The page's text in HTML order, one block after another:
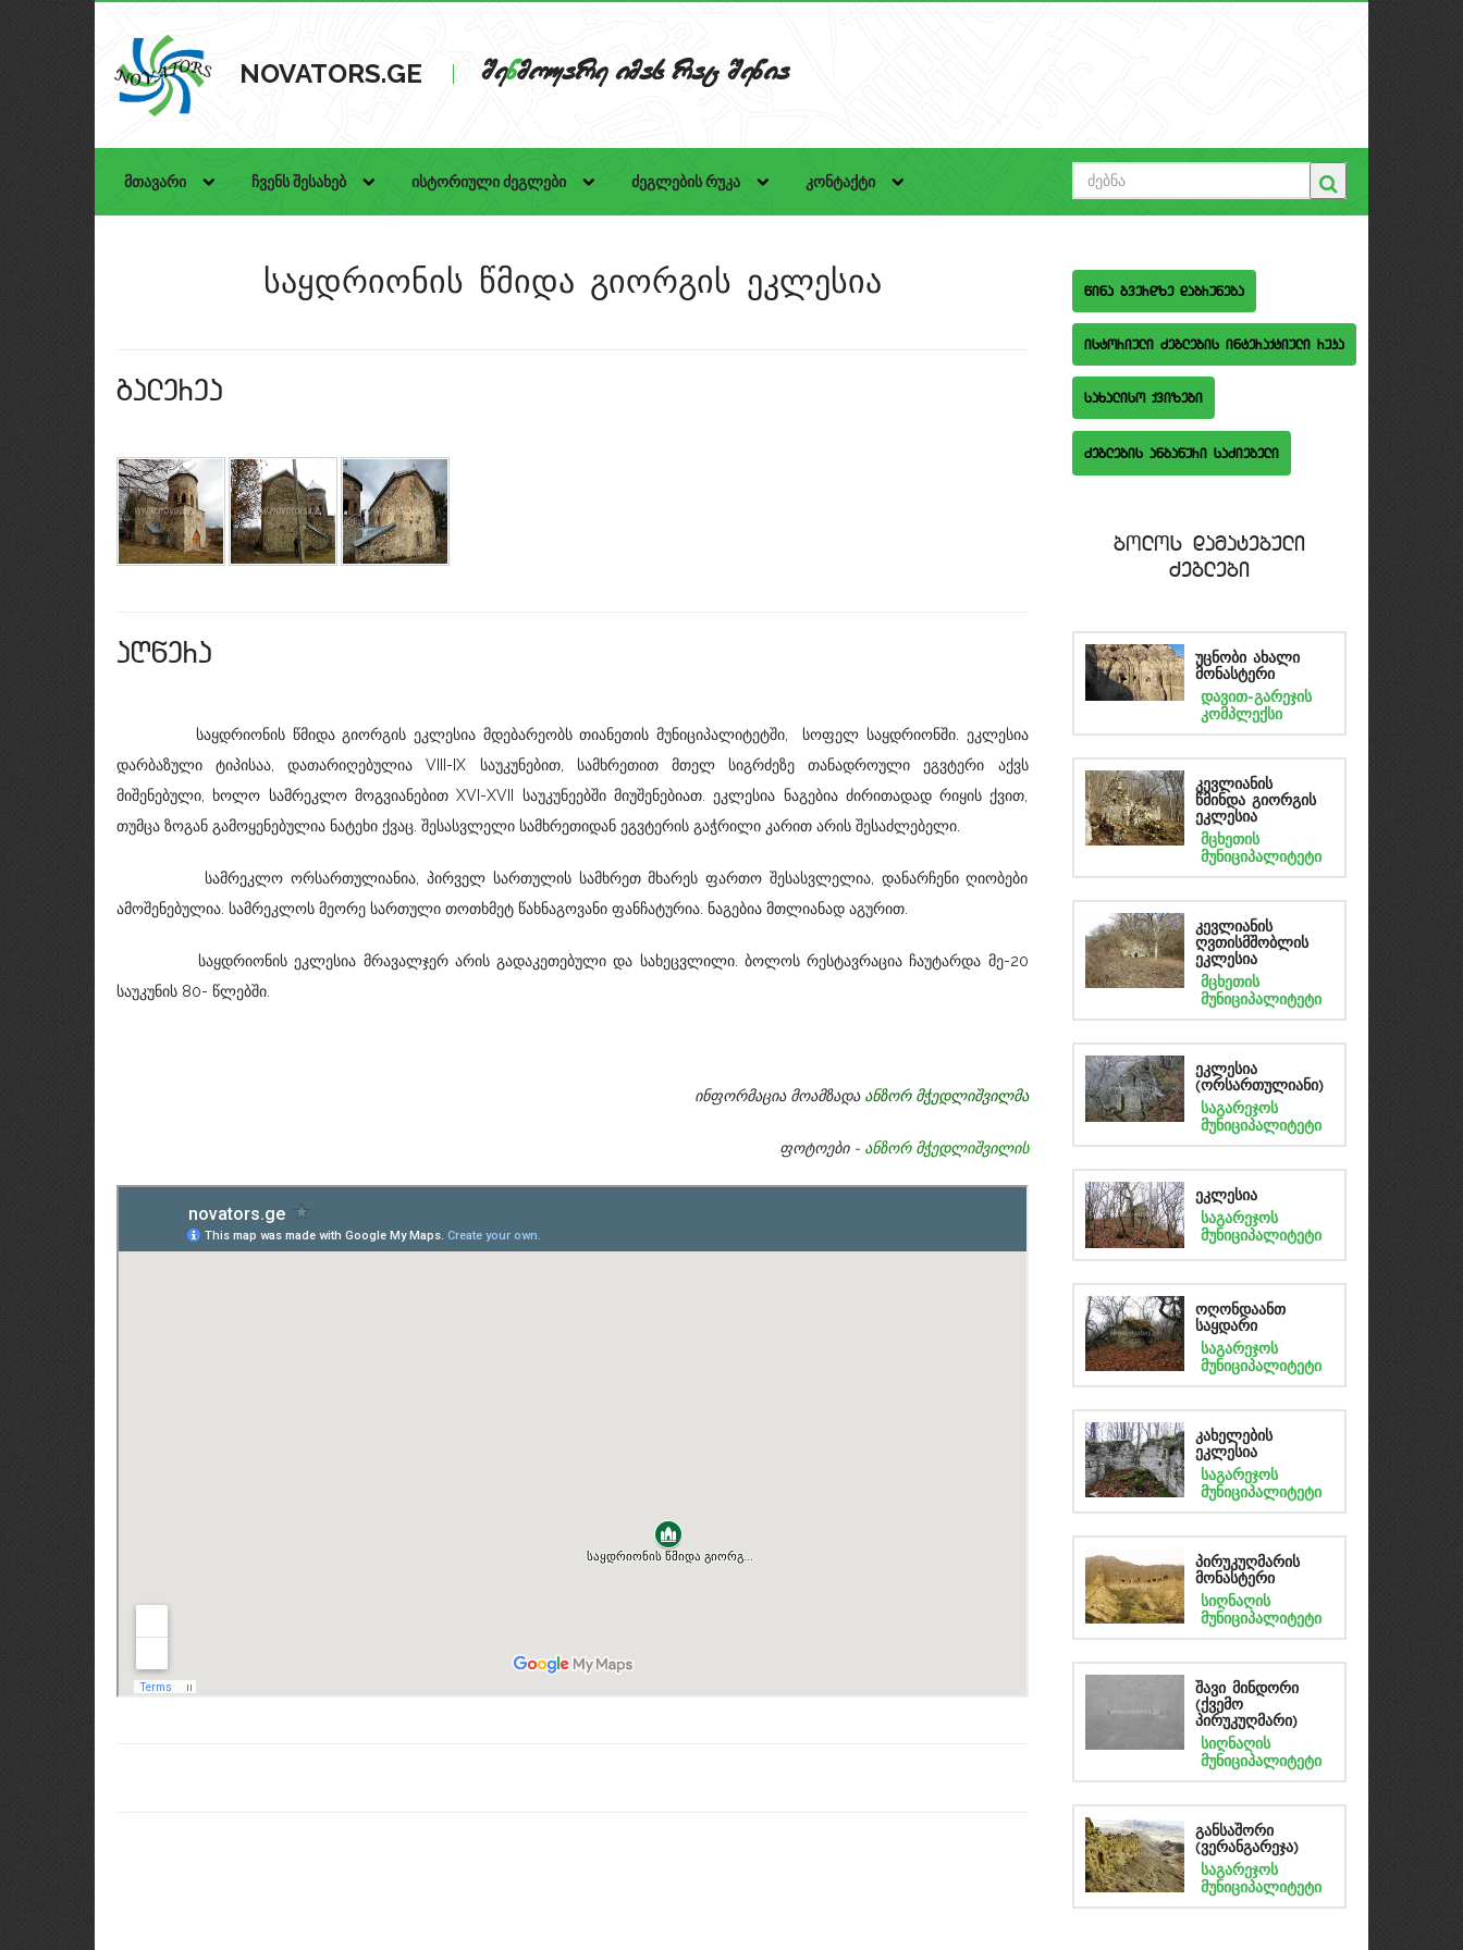
NOVATORS.GE Senmouare imas rac Senia
მთავარი ჩვენს შესახებ ისტორიული ძეგლები ძეგლების რუკა კონტაქტი
საყდრიონის წმიდა გიორგის ეკლესია
galerea
aRwera
საყდრიონის წმიდა გიორგის ეკლესია მდებარეობს თიანეთის მუნიციპალიტეტში, სოფელ საყდრიონში. ეკლესია
დარბაზული ტიპისაა, დათარიღებულია VIII-IX საუკუნებით, სამხრეთით მთელ სიგრძეზე თანადროული ეგვტერი აქვს
მიშენებული, ხოლო სამრეკლო მოგვიანებით XVI-XVII საუკუნეებში მიუშენებიათ. ეკლესია ნაგებია ძირითადად რიყის ქვით,
თუმცა ზოგან გამოყენებულია ნატეხი ქვაც. შესასვლელი სამხრეთიდან ეგვტერის გაჭრილი კარით არის შესაძლებელი.
სამრეკლო ორსართულიანია, პირველ სართულის სამხრეთ მხარეს ფართო შესასვლელია, დანარჩენი ღიობები
ამოშენებულია. სამრეკლოს მეორე სართული თოთხმეტ წახნაგოვანი ფანჩატურია. ნაგებია მთლიანად აგურით.
საყდრიონის ეკლესია მრავალჯერ არის გადაკეთებული და სახეცვლილი. ბოლოს რესტავრაცია ჩაუტარდა მე-20
საუკუნის 80- წლებში.
ინფორმაცია მოამზადა ანზორ მჭედლიშვილმა
ფოტოები - ანზორ მჭედლიშვილის
wina gverdze dabruneba
istoriuli Zeglebis interaqtiuli ruka
saxaliso qvizebi
bolos damatebuli
Zeglebi
უცნობი ახალი
მონასტერი
დავით-გარეჯის
კომპლექსი
კევლიანის
წმინდა გიორგის
ეკლესია
მცხეთის
მუნიციპალიტეტი
კევლიანის
ღვთისმშობლის
ეკლესია
მცხეთის
მუნიციპალიტეტი
ეკლესია
(ორსართულიანი)
საგარეჯოს
მუნიციპალიტეტი
ეკლესია
საგარეჯოს
მუნიციპალიტეტი
ოღონდაანთ
საყდარი
საგარეჯოს
მუნიციპალიტეტი
კახელების
ეკლესია
საგარეჯოს
მუნიციპალიტეტი
პირუკუღმარის
მონასტერი
სიღნაღის
მუნიციპალიტეტი
შავი მინდორი
(ქვემო
პირუკუღმარი)
სიღნაღის
მუნიციპალიტეტი
განსაშორი
(ვერანგარეჯა)
საგარეჯოს
მუნიციპალიტეტი